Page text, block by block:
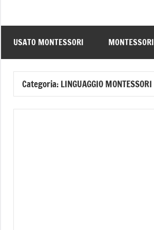
USATO MONTESSORI MONTESSORI
Categoria: LINGUAGGIO MONTESSORI